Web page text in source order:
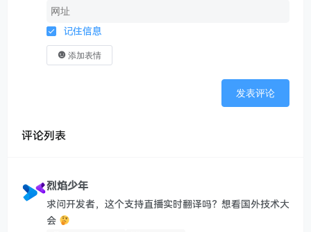
记住信息
添加表情
发表评论
评论列表
烈焰少年
求问开发者，这个支持直播实时翻译吗？想看国外技术大
会